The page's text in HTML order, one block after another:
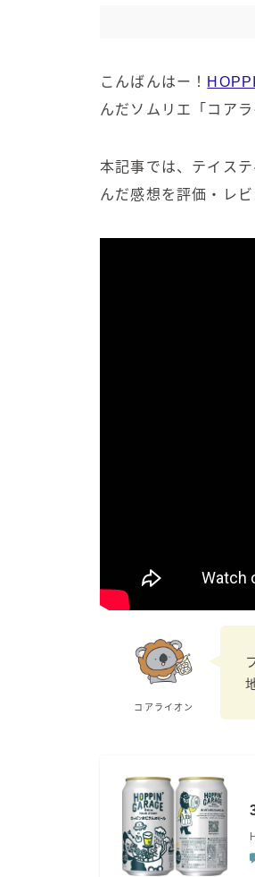
こんばんはー！
んだソムリエ「コア
本記事では、テイス
んだ感想を評価・レビ
コアライオン